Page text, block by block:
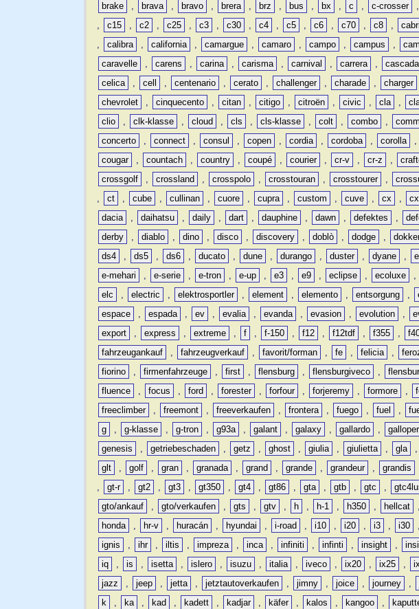
brake
, brava , bravo , brera , brz , bus , bx , c , c-crosser ,
,
c15 , c2 , c25 , c3 , c30 , c4 , c5 , c6 , c70 , c8 ,
,
calibra , california , camargue , camaro , campo , campus ,
caravelle
, carens , carina , carisma , carnival , carrera , cascada
celica
, cell , centenario , cerato , challenger , charade , charger
chevrolet
, cinquecento , citan , citigo , citroën , civic , cla ,
clio
, clk-klasse , cloud , cls , cls-klasse , colt , combo ,
concerto
, connect , consul , copen , cordia , cordoba , corolla ,
cougar
, countach , country , coupé , courier , cr-v , cr-z ,
crossgolf
, crossland , crosspolo , crosstouran , crosstourer ,
,
ct , cube , cullinan , cuore , cupra , custom , cuve , cx ,
dacia
, daihatsu , daily , dart , dauphine , dawn , defektes ,
derby
, diablo , dino , disco , discovery , doblò , dodge ,
ds4
, ds5 , ds6 , ducato , dune , durango , duster , dyane , e
e-mehari
, e-serie , e-tron , e-up , e3 , e9 , eclipse , ecoluxe ,
elc
, electric , elektrosportler , element , elemento , entsorgung ,
espace
, espada , ev , evalia , evanda , evasion , evolution ,
export
, express , extreme , f , f-150 , f12 , f12tdf , f355 ,
fahrzeugankauf
, fahrzeugverkauf , favorit/forman , fe , felicia ,
fiorino
, firmenfahrzeuge , first , flensburg , flensburgiveco ,
fluence
, focus , ford , forester , forfour , forjeremy , formore ,
freeclimber
, freemont , freeverkaufen , frontera , fuego , fuel ,
g
, g-klasse , g-tron , g93a , galant , galaxy , gallardo , galloper
genesis
, getriebeschaden , getz , ghost , giulia , giulietta , gla ,
glt
, golf , gran , granada , grand , grande , grandeur , grandis
,
gt-r , gt2 , gt3 , gt350 , gt4 , gt86 , gta , gtb , gtc ,
gto/ankauf
, gto/verkaufen , gts , gtv , h , h-1 , h350 , hellcat ,
honda
, hr-v , huracán , hyundai , i-road , i10 , i20 , i3 , i30 ,
ignis
, ihr , iltis , impreza , inca , infiniti , infinti , insight ,
iq
, is , isetta , islero , isuzu , italia , iveco , ix20 , ix25 ,
jazz
, jeep , jetta , jetztautoverkaufen , jimny , joice , journey ,
k
, ka , kad , kadett , kadjar , käfer , kalos , kangoo ,